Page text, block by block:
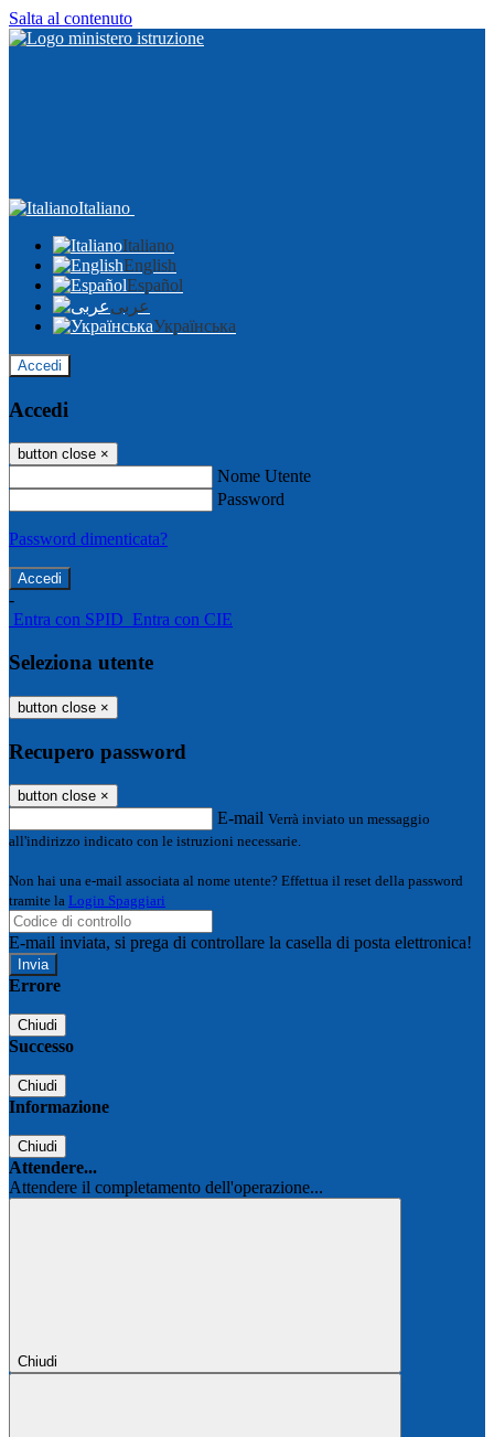
Salta al contenuto
Italiano
Italiano
English
Español
عربى
Українська
Accedi
Accedi
button close ×
Nome Utente
Password
Password dimenticata?
-
Entra con SPID Entra con CIE
Seleziona utente
button close ×
Recupero password
button close ×
E-mail Verrà inviato un messaggio
all'indirizzo indicato con le istruzioni necessarie.
Non hai una e-mail associata al nome utente? Effettua il reset della password
tramite la Login Spaggiari
E-mail inviata, si prega di controllare la casella di posta elettronica!
Errore
Chiudi
Successo
Chiudi
Informazione
Chiudi
Attendere...
Attendere il completamento dell'operazione...
Chiudi